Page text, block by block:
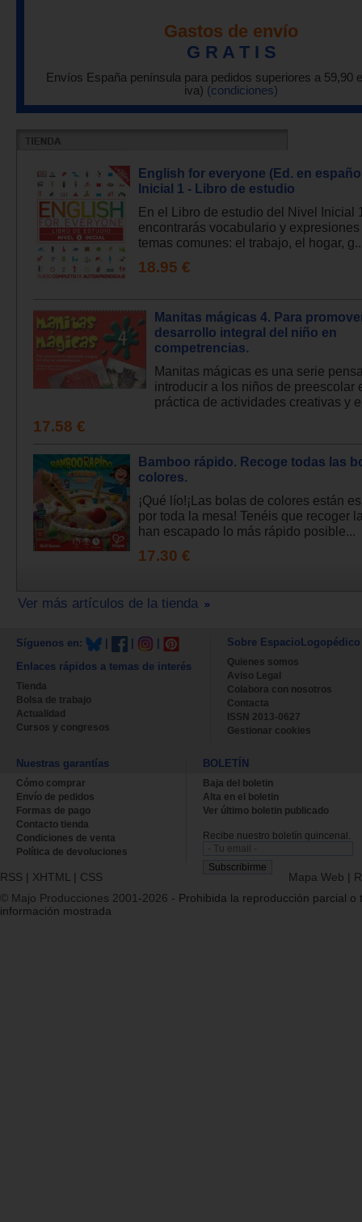
Gastos de envío
G R A T I S
Envíos España península para pedidos superiores a 59,90
iva) (condiciones)
English for everyone (Ed. en
Inicial 1 - Libro de estudio
En el Libro de estudio del Nivel Inicial
encontrarás vocabulario y
temas comunes: el trabajo, el hogar,
18.95 €
Manitas mágicas 4. Para
desarrollo integral del niño en
competrencias.
Manitas mágicas es una serie
introducir a los niños de preescolar
práctica de actividades creativas y
17.58 €
Bamboo rápido. Recoge todas las
colores.
¡Qué lío!¡Las bolas de colores están
por toda la mesa! Tenéis que recoger
han escapado lo más rápido posible...
17.30 €
Ver más artículos de la tienda
Síguenos en:
Enlaces rápidos a temas de interés
Tienda
Bolsa de trabajo
Actualidad
Cursos y congresos
Sobre EspacioLogopédico
Quienes somos
Aviso Legal
Colabora con nosotros
Contacta
ISSN 2013-0627
Gestionar cookies
Nuestras garantías
Cómo comprar
Envío de pedidos
Formas de pago
Contacto tienda
Condiciones de venta
Política de devoluciones
BOLETÍN
Baja del boletin
Alta en el boletin
Ver último boletin publicado
Recibe nuestro boletín quincenal.
RSS | XHTML | CSS Mapa Web |
© Majo Producciones 2001-2026 - Prohibida la reproducción parcial o
información mostrada